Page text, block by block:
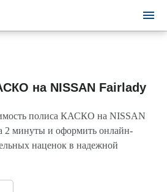
на NISSAN Fairlady
полиса КАСКО на NISSAN
минуты и оформить онлайн-
наценок в надежной